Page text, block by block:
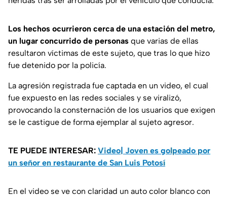
Los hechos ocurrieron cerca de una estación del metro,
un lugar concurrido de personas que varias de ellas
resultaron víctimas de este sujeto, que tras lo que hizo
fue detenido por la policía.
La agresión registrada fue captada en un video, el cual
fue expuesto en las redes sociales y se viralizó,
provocando la consternación de los usuarios que exigen
se le castigue de forma ejemplar al sujeto agresor.
TE PUEDE INTERESAR: Video| Joven es golpeado por
un señor en restaurante de San Luis Potosí
En el video se ve con claridad un auto color blanco con